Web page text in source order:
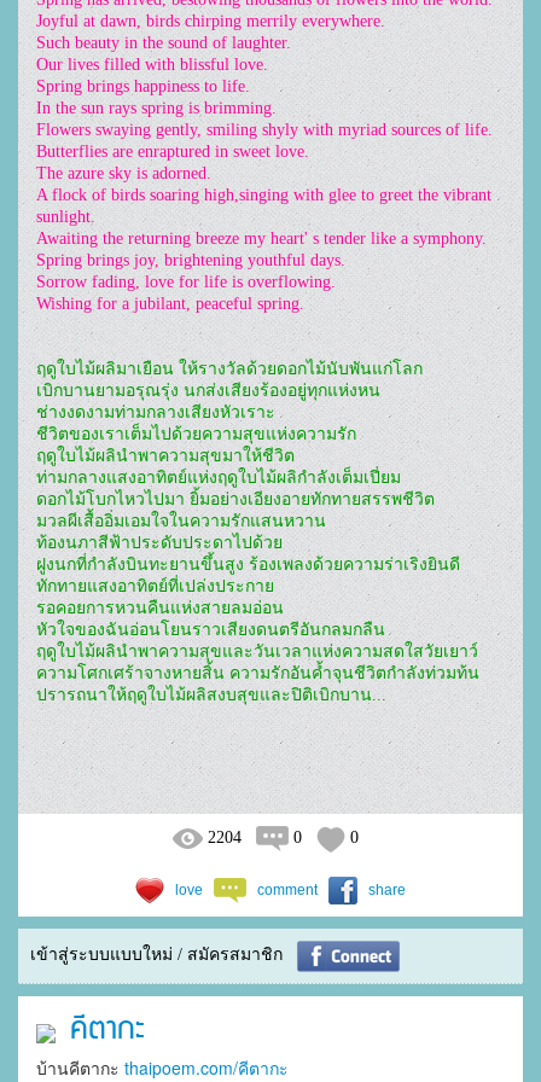
Joyful at dawn, birds chirping merrily everywhere.
Such beauty in the sound of laughter.
Our lives filled with blissful love.
Spring brings happiness to life.
In the sun rays spring is brimming.
Flowers swaying gently, smiling shyly with myriad sources of life.
Butterflies are enraptured in sweet love.
The azure sky is adorned.
A flock of birds soaring high,singing with glee to greet the vibrant
sunlight.
Awaiting the returning breeze my heart' s tender like a symphony.
Spring brings joy, brightening youthful days.
Sorrow fading, love for life is overflowing.
Wishing for a jubilant, peaceful spring.
ฤดูใบไม้ผลิมาเยือน ให้รางวัลด้วยดอกไม้นับพันแก่โลก
เบิกบานยามอรุณรุ่ง นกส่งเสียงร้องอยู่ทุกแห่งหน
ช่างงดงามท่ามกลางเสียงหัวเราะ
ชีวิตของเราเต็มไปด้วยความสุขแห่งความรัก
ฤดูใบไม้ผลินำพาความสุขมาให้ชีวิต
ท่ามกลางแสงอาทิตย์แห่งฤดูใบไม้ผลิกำลังเต็มเปี่ยม
ดอกไม้โบกไหวไปมา ยิ้มอย่างเอียงอายทักทายสรรพชีวิต
มวลผีเสื้ออิ่มเอมใจในความรักแสนหวาน
ท้องนภาสีฟ้าประดับประดาไปด้วย
ฝูงนกที่กำลังบินทะยานขึ้นสูง ร้องเพลงด้วยความร่าเริงยินดี
ทักทายแสงอาทิตย์ที่เปล่งประกาย
รอคอยการหวนคืนแห่งสายลมอ่อน
หัวใจของฉันอ่อนโยนราวเสียงดนตรีอันกลมกลืน
ฤดูใบไม้ผลินำพาความสุขและวันเวลาแห่งความสดใสวัยเยาว์
ความโศกเศร้าจางหายสิ้น ความรักอันค้ำจุนชีวิตกำลังท่วมท้น
ปรารถนาให้ฤดูใบไม้ผลิสงบสุขและปิติเบิกบาน...
2204 0 0
love comment share
เข้าสู่ระบบแบบใหม่ / สมัครสมาชิก
คีตากะ
บ้านคีตากะ thaipoem.com/คีตากะ